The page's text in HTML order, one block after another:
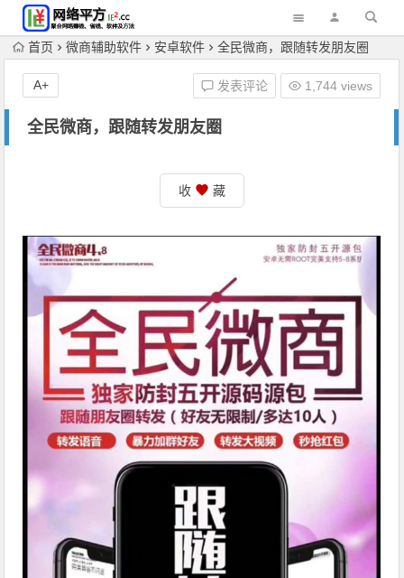
首页 微商辅助软件 安卓软件 全民微商，跟随转发朋友圈
全民微商，跟随转发朋友圈
发表评论 1,744 views
A+
收 藏